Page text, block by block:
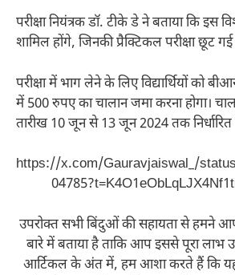
परीक्षा नियंत्रक डॉ. टीके डे ने बताया कि इस
शामिल होंगे, जिनकी प्रैक्टिकल परीक्षा छूट गई
परीक्षा में भाग लेने के लिए विद्यार्थियों को
में 500 रुपए का चालान जमा करना होगा।
तारीख 10 जून से 13 जून 2024 तक निर्धारित
https://x.com/Gauravjaiswal_/
उपरोक्त सभी बिंदुओं की सहायता से हमने
बारे में बताया है ताकि आप इससे पूरा लाभ
आर्टिकल के अंत में, हम आशा करते हैं कि